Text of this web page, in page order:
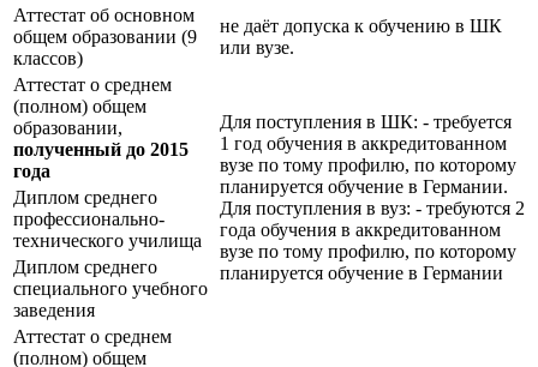
Аттестат об основном
общем образовании (9
классов)
не даёт допуска к обучению в ШК
или вузе.
Аттестат о среднем
(полном) общем
образовании,
полученный до 2015
года
Для поступления в ШК: - требуется
1 год обучения в аккредитованном
вузе по тому профилю, по которому
планируется обучение в Германии.
Для поступления в вуз: - требуются 2
года обучения в аккредитованном
вузе по тому профилю, по которому
планируется обучение в Германии
Диплом среднего
профессионально-
технического училища
Диплом среднего
специального учебного
заведения
Аттестат о среднем
(полном) общем